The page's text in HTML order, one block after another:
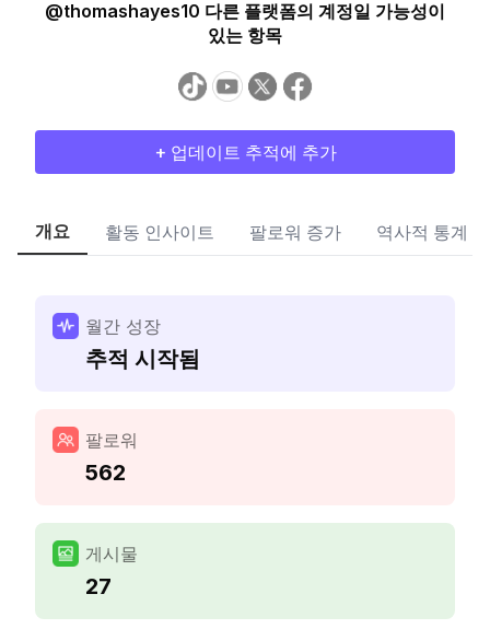
@thomashayes10 다른 플랫폼의 계정일 가능성이
있는 항목
+ 업데이트 추적에 추가
개요 활동 인사이트 팔로워 증가 역사적 통계
월간 성장
추적 시작됨
팔로워
562
게시물
27